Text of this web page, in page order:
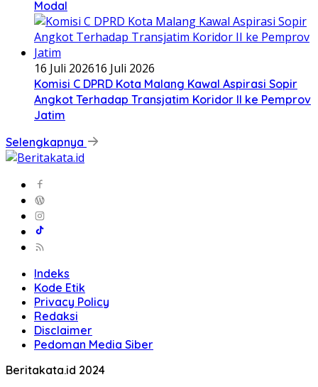
Modal
16 Juli 202616 Juli 2026
Komisi C DPRD Kota Malang Kawal Aspirasi Sopir
Angkot Terhadap Transjatim Koridor II ke Pemprov
Jatim
Selengkapnya
Indeks
Kode Etik
Privacy Policy
Redaksi
Disclaimer
Pedoman Media Siber
Beritakata.id 2024